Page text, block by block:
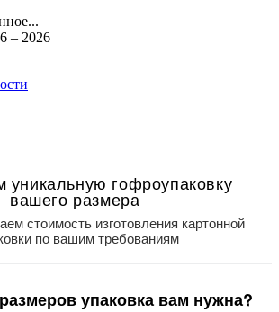
– 2026
уникальную гофроупаковку
вашего размера
стоимость изготовления картонной
по вашим требованиям
упаковка вам нужна?